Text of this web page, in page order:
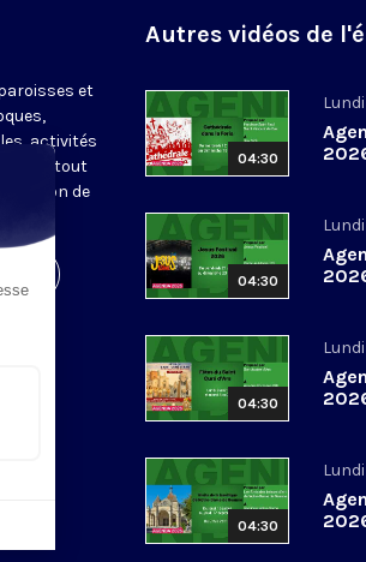
et
activités
partout
de
Autres vidéos de
04:30
04:30
04:30
04:30